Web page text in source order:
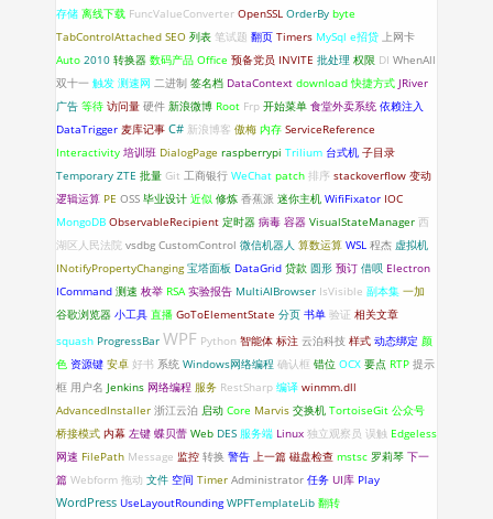
存储 离线下载 FuncValueConverter OpenSSL OrderBy byte
TabControlAttached SEO 列表 笔试题 翻页 Timers MySql e招贷 上网卡
Auto 2010 转换器 数码产品 Office 预备党员 INVITE 批处理 权限 DI WhenAll
双十一 触发 测速网 二进制 签名档 DataContext download 快捷方式 JRiver
广告 等待 访问量 硬件 新浪微博 Root Frp 开始菜单 食堂外卖系统 依赖注入
DataTrigger 麦库记事 C# 新浪博客 傲梅 内存 ServiceReference
Interactivity 培训班 DialogPage raspberrypi Trilium 台式机 子目录
Temporary ZTE 批量 Git 工商银行 WeChat patch 排序 stackoverflow 变动
逻辑运算 PE OSS 毕业设计 近似 修炼 香蕉派 迷你主机 WifiFixator IOC
MongoDB ObservableRecipient 定时器 病毒 容器 VisualStateManager 西
湖区人民法院 vsdbg CustomControl 微信机器人 算数运算 WSL 程杰 虚拟机
INotifyPropertyChanging 宝塔面板 DataGrid 贷款 圆形 预订 借呗 Electron
ICommand 测速 枚举 RSA 实验报告 MultiAIBrowser IsVisible 副本集 一加
谷歌浏览器 小工具 直播 GoToElementState 分页 书单 验证 相关文章
squash ProgressBar WPF Python 智能体 标注 云泊科技 样式 动态绑定 颜
色 资源键 安卓 好书 系统 Windows网络编程 确认框 错位 OCX 要点 RTP 提示
框 用户名 Jenkins 网络编程 服务 RestSharp 编译 winmm.dll
AdvancedInstaller 浙江云泊 启动 Core Marvis 交换机 TortoiseGit 公众号
桥接模式 内幕 左键 蝶贝蕾 Web DES 服务端 Linux 独立观察员 误触 Edgeless
网速 FilePath Message 监控 转换 警告 上一篇 磁盘检查 mstsc 罗莉琴 下一
篇 Webform 拖动 文件 空间 Timer Administrator 任务 UI库 Play
WordPress UseLayoutRounding WPFTemplateLib 翻转